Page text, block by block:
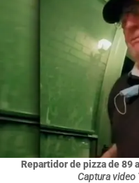
Repartidor de pizza de 89
Captura video